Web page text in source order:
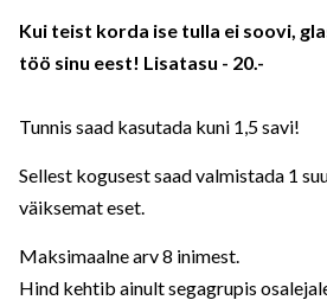
Kui teist korda ise tulla ei soovi,
töö sinu eest! Lisatasu - 20.-
Tunnis saad kasutada kuni 1,5 savi!
Sellest kogusest saad valmistada 1
väiksemat eset.
Maksimaalne arv 8 inimest.
Hind kehtib ainult segagrupis